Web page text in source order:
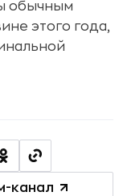
обычным
этого года,
канал